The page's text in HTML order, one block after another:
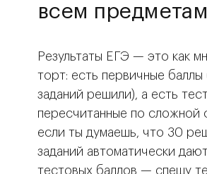
всем предметам
Результаты ЕГЭ — это как
торт: есть первичные баллы
заданий решили), а есть
пересчитанные по сложной
если ты думаешь, что 30
заданий автоматически
тестовых баллов — спешу